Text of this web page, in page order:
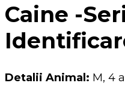
Caine -
Detalii Animal: M, 4